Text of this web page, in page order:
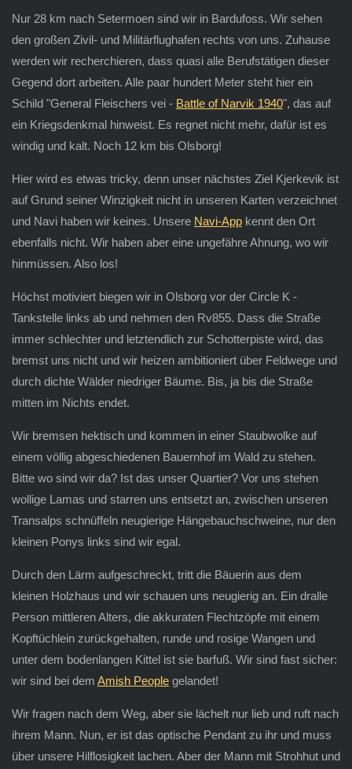
Nur 28 km nach Setermoen sind wir in Bardufoss. Wir sehen
den großen Zivil- und Militärflughafen rechts von uns. Zuhause
werden wir recherchieren, dass quasi alle Berufstätigen dieser
Gegend dort arbeiten. Alle paar hundert Meter steht hier ein
Schild "General Fleischers vei - Battle of Narvik 1940", das auf
ein Kriegsdenkmal hinweist. Es regnet nicht mehr, dafür ist es
windig und kalt. Noch 12 km bis Olsborg!
Hier wird es etwas tricky, denn unser nächstes Ziel Kjerkevik ist
auf Grund seiner Winzigkeit nicht in unseren Karten verzeichnet
und Navi haben wir keines. Unsere Navi-Appkennt den Ort
ebenfalls nicht. Wir haben aber eine ungefähre Ahnung, wo wir
hinmüssen. Also los!
Höchst motiviert biegen wir in Olsborg vor der Circle K -
Tankstelle links ab und nehmen den Rv855. Dass die Straße
immer schlechter und letztendlich zur Schotterpiste wird, das
bremst uns nicht und wir heizen ambitioniert über Feldwege und
durch dichte Wälder niedriger Bäume. Bis, ja bis die Straße
mitten im Nichts endet.
Wir bremsen hektisch und kommen in einer Staubwolke auf
einem völlig abgeschiedenen Bauernhof im Wald zu stehen.
Bitte wo sind wir da? Ist das unser Quartier? Vor uns stehen
wollige Lamas und starren uns entsetzt an, zwischen unseren
Transalps schnüffeln neugierige Hängebauchschweine, nur den
kleinen Ponys links sind wir egal.
Durch den Lärm aufgeschreckt, tritt die Bäuerin aus dem
kleinen Holzhaus und wir schauen uns neugierig an. Ein dralle
Person mittleren Alters, die akkuraten Flechtzöpfe mit einem
Kopftüchlein zurückgehalten, runde und rosige Wangen und
unter dem bodenlangen Kittel ist sie barfuß. Wir sind fast sicher:
wir sind bei dem Amish Peoplegelandet!
Wir fragen nach dem Weg, aber sie lächelt nur lieb und ruft nach
ihrem Mann. Nun, er ist das optische Pendant zu ihr und muss
über unsere Hilflosigkeit lachen. Aber der Mann mit Strohhut und